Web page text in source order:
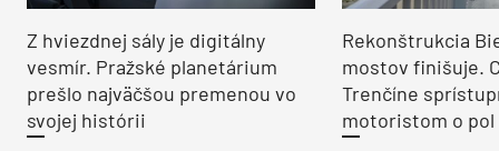
Z hviezdnej sály je digitálny
vesmír. Pražské planetárium
prešlo najväčšou premenou vo
svojej histórii
Rekonštrukcia
mostov finišuje.
Trenčíne
motoristom o pol